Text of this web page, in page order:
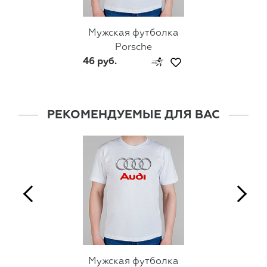
Мужская футболка
Porsche
46 руб.
РЕКОМЕНДУЕМЫЕ ДЛЯ ВАС
Мужская футболка